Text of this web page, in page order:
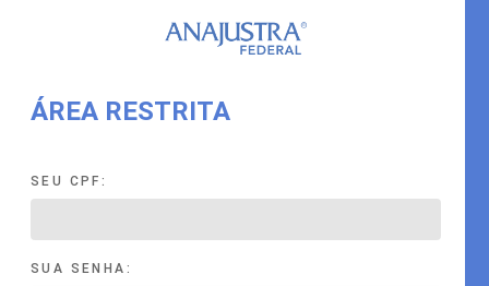
ÁREA RESTRITA
SEU CPF:
SUA SENHA: